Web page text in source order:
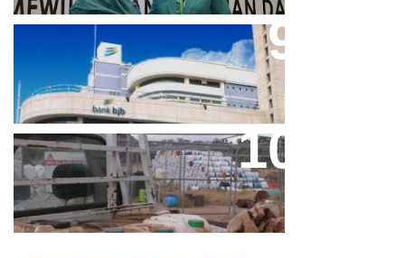
Aher Minta Pemerintah Pusat
Masukan Kembali BJB Sebagai
Penyalur KUR
Paparan Pestisida Sebabkan
Parkinson Dan Kanker